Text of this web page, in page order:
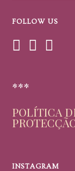
FOLLOW US
***
POLÍTICA
INSTAGRAM